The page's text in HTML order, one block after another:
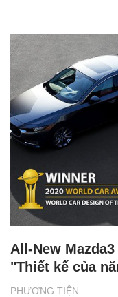
PHƯƠNG TIỆN
All-New
"Thiết kế của